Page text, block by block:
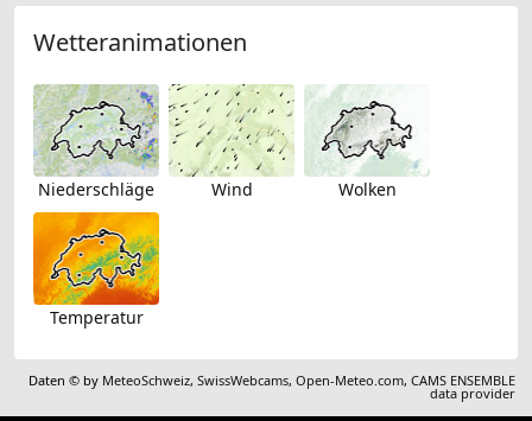
Wetteranimationen
Niederschläge Wind Wolken
Temperatur
Daten © by MeteoSchweiz,SwissWebcams,Open-Meteo.com,CAMS ENSEMBLE
data provider